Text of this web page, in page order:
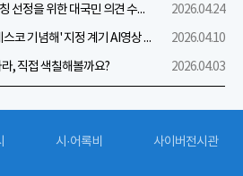
[전시] 제7관 내 주제전시실 명칭 선정을 위한 대국민 의견 수렴 실시
2026.04.24
[전시] '김구 탄생 150주년 유네스코 기념해' 지정 계기 AI영상 국민공모 개최 안내
2026.04.10
, 직접 색칠해볼까요?
2026.04.03
시·어록비 사이버전시관